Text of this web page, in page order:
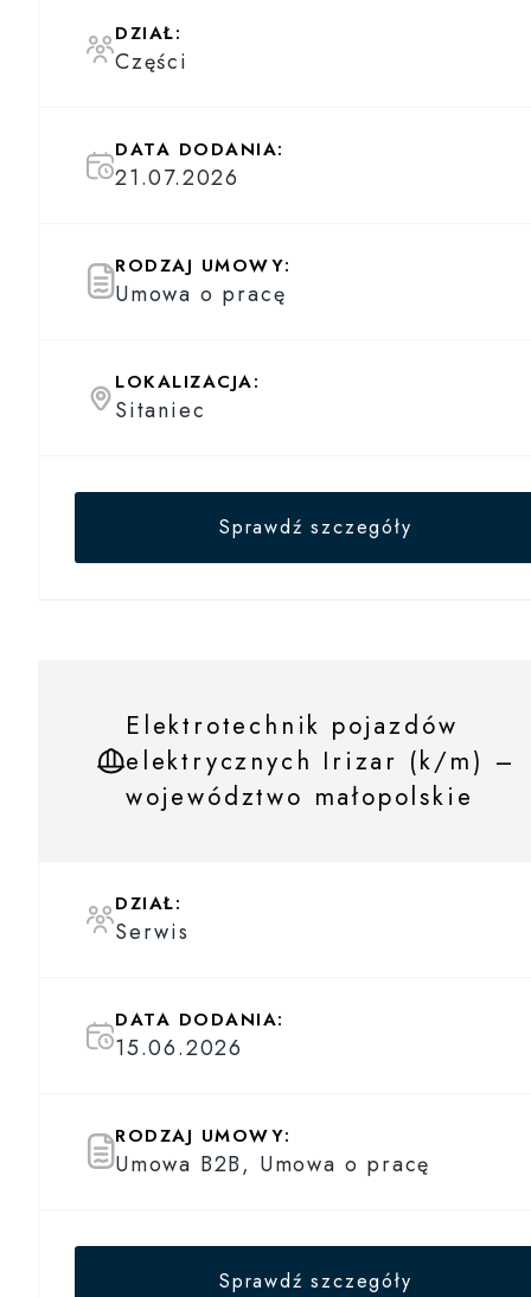
DZIAŁ:
Części
DATA DODANIA:
21.07.2026
RODZAJ UMOWY:
Umowa o pracę
LOKALIZACJA:
Sitaniec
Sprawdź szczegóły
Elektrotechnik pojazdów
elektrycznych Irizar (k/m) –
województwo małopolskie
DZIAŁ:
Serwis
DATA DODANIA:
15.06.2026
RODZAJ UMOWY:
Umowa B2B, Umowa o pracę
Sprawdź szczegóły